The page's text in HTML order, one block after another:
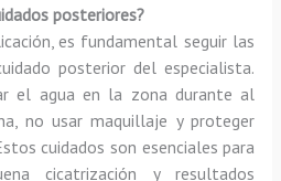
posteriores?
es fundamental seguir las
posterior del especialista.
el agua en la zona durante al
no usar maquillaje y proteger
cuidados son esenciales para
cicatrización y resultados